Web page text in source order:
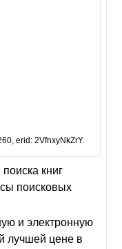
erid: 2VfnxyNkZrY.
книг
поисковых
и электронную
лучшей цене в